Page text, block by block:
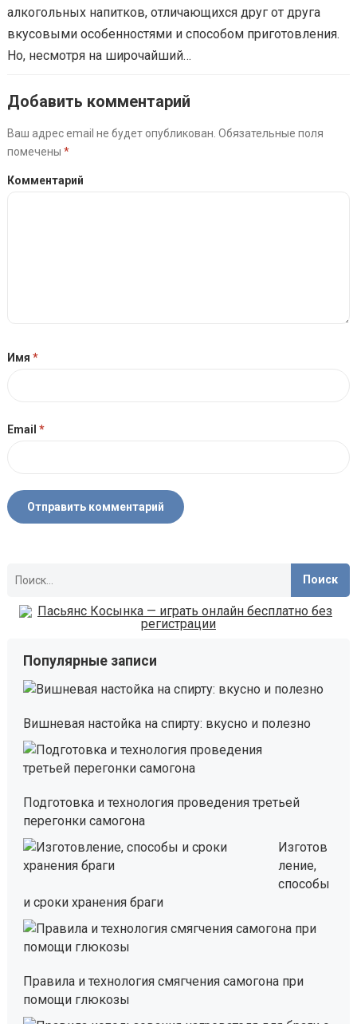
алкогольных напитков, отличающихся друг от друга
вкусовыми особенностями и способом приготовления.
Но, несмотря на широчайший…
Добавить комментарий
Ваш адрес email не будет опубликован. Обязательные поля
помечены *
Комментарий
Имя *
Email *
Популярные записи
Вишневая настойка на спирту: вкусно и полезно
Подготовка и технология проведения третьей
перегонки самогона
Изготов
ление,
способы
и сроки хранения браги
Правила и технология смягчения самогона при
помощи глюкозы